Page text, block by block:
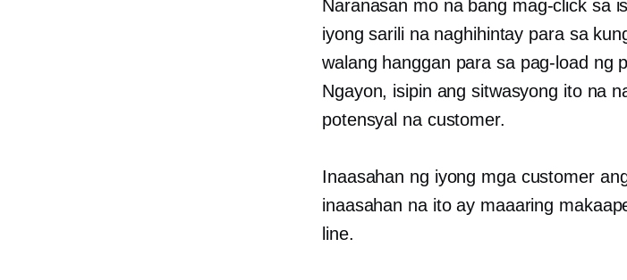
Naranasan mo na bang mag-click sa
iyong sarili na naghihintay para sa
walang hanggan para sa pag-load ng
Ngayon, isipin ang sitwasyong ito na
potensyal na customer.
Inaasahan ng iyong mga customer
inaasahan na ito ay maaaring
line.